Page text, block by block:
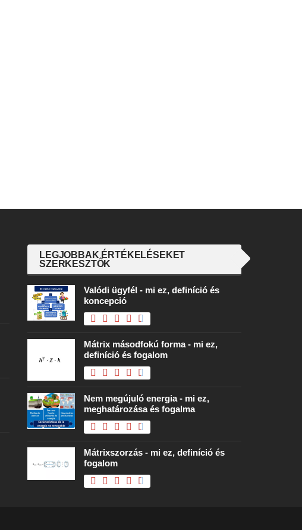
LEGJOBBAK ÉRTÉKELÉSEKET
SZERKESZTŐK
Valódi ügyfél - mi ez, definíció és
koncepció
Mátrix másodfokú forma - mi ez,
definíció és fogalom
Nem megújuló energia - mi ez,
meghatározása és fogalma
Mátrixszorzás - mi ez, definíció és
fogalom